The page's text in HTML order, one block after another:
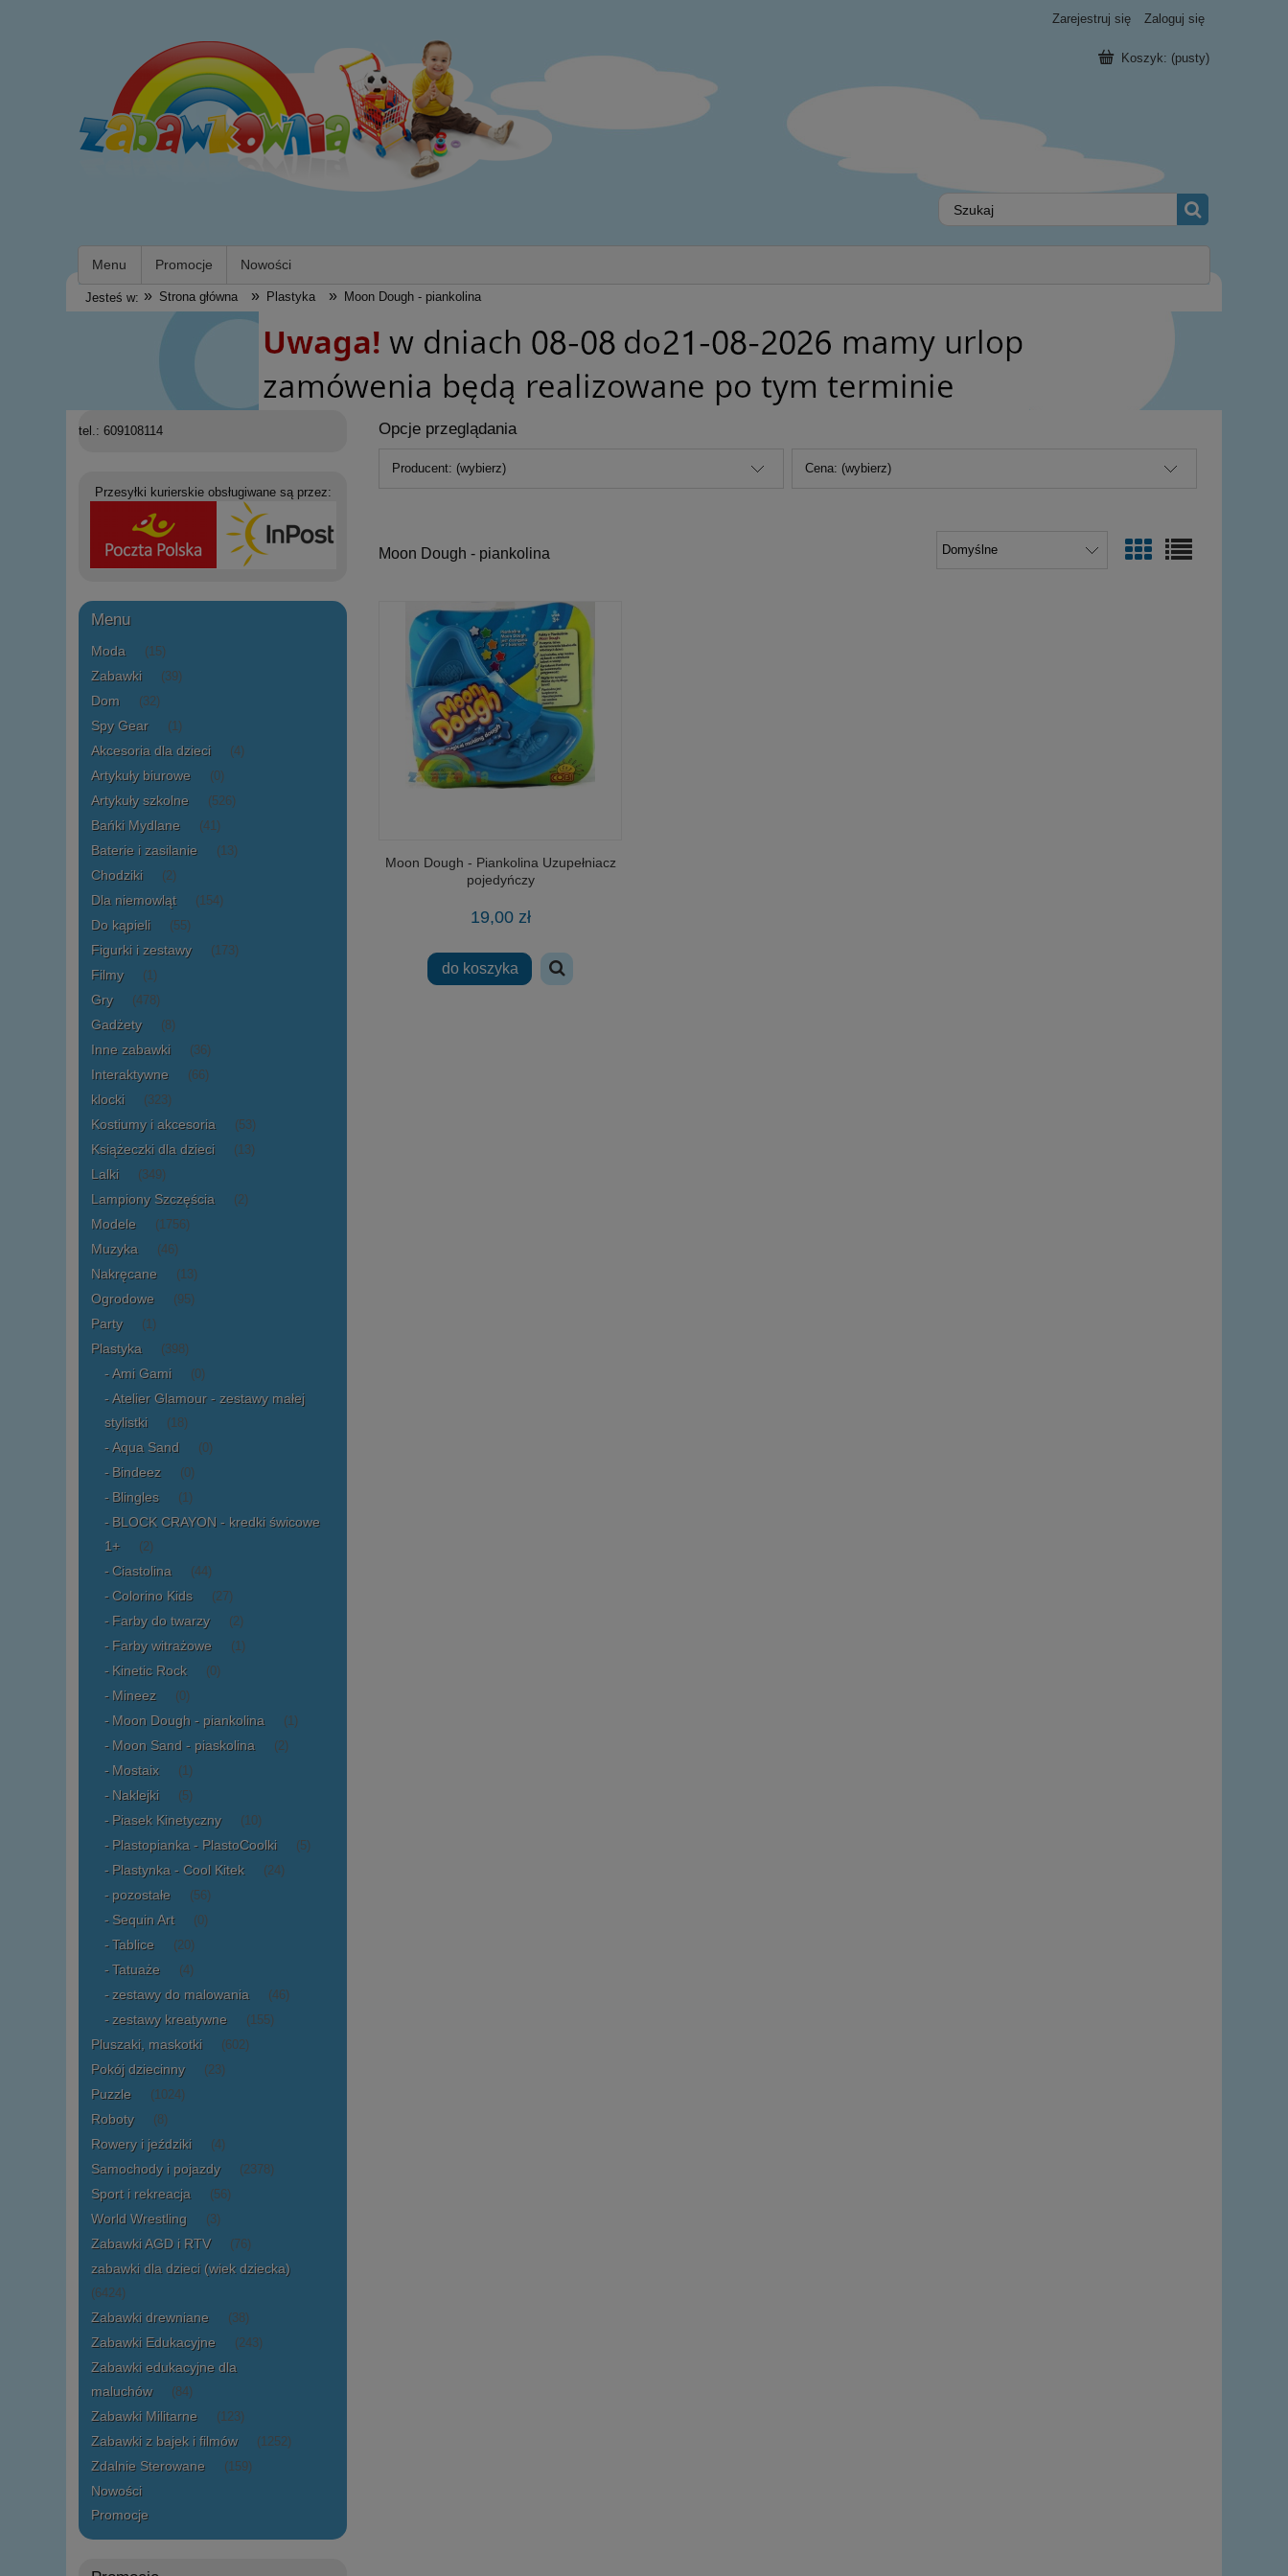
Zarejestruj się Zaloguj się
Koszyk: (pusty)
Menu Promocje Nowości
Jesteś w: » Strona główna » Plastyka » Moon Dough - piankolina
tel.: 609108114
Przesyłki kurierskie obsługiwane są przez:
Menu
Moda (15)
Zabawki (39)
Dom (32)
Spy Gear (1)
Akcesoria dla dzieci (4)
Artykuły biurowe (0)
Artykuły szkolne (526)
Bańki Mydlane (41)
Baterie i zasilanie (13)
Chodziki (2)
Dla niemowląt (154)
Do kąpieli (55)
Figurki i zestawy (173)
Filmy (1)
Gry (478)
Gadżety (8)
Inne zabawki (36)
Interaktywne (66)
klocki (323)
Kostiumy i akcesoria (53)
Książeczki dla dzieci (13)
Lalki (349)
Lampiony Szczęścia (2)
Modele (1756)
Muzyka (46)
Nakręcane (13)
Ogrodowe (95)
Party (1)
Plastyka (398)
Ami Gami (0)
Atelier Glamour - zestawy małej
stylistki
(18)
Aqua Sand (0)
Bindeez (0)
Blingles (1)
BLOCK CRAYON - kredki świcowe
1+
(2)
Ciastolina (44)
Colorino Kids (27)
Farby do twarzy (2)
Farby witrażowe (1)
Kinetic Rock (0)
Mineez (0)
Moon Dough - piankolina (1)
Moon Sand - piaskolina (2)
Mostaix (1)
Naklejki (5)
Piasek Kinetyczny (10)
Plastopianka - PlastoCoolki (5)
Plastynka - Cool Kitek (24)
pozostałe (56)
Sequin Art (0)
Tablice (20)
Tatuaże (4)
zestawy do malowania (46)
zestawy kreatywne (155)
Pluszaki, maskotki (602)
Pokój dziecinny (23)
Puzzle (1024)
Roboty (8)
Rowery i jeździki (4)
Samochody i pojazdy (2378)
Sport i rekreacja (56)
World Wrestling (3)
Zabawki AGD i RTV (76)
zabawki dla dzieci (wiek dziecka)
(6424)
Zabawki drewniane (38)
Zabawki Edukacyjne (243)
Zabawki edukacyjne dla
maluchów
(84)
Zabawki Militarne (123)
Zabawki z bajek i filmów (1252)
Zdalnie Sterowane (159)
Nowości
Promocje
Opcje przeglądania
Producent: (wybierz) Cena: (wybierz)
Moon Dough - piankolina
Moon Dough - Piankolina Uzupełniacz
pojedyńczy
19,00 zł
do koszyka